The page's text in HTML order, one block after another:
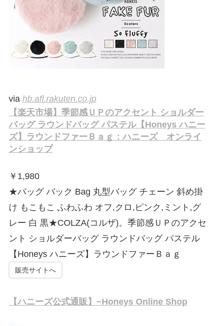
via hb.afl.rakuten.co.jp
【楽天市場】季節感ＵＰのアクセント ショルダー
バッグ ラウンドバッグ パステル【Honeys ハニー
ズ】ラウンドファーＢａｇ：ハニーズ オンライ
ンショップ
￥ 1,980
★バッグ バック Bag 丸型バッグ チェーン 斜め掛
け もこもこ ふわふわ オフ,クロ,ピンク,ミント,グ
レー 白 黒★COLZA(コルザ)。季節感ＵＰのアクセ
ント ショルダーバッグ ラウンドバッグ パステル
【Honeys ハニーズ】ラウンドファーＢａｇ
販売サイトへ
【ハニーズ公式通販】−Honeys Online Shop